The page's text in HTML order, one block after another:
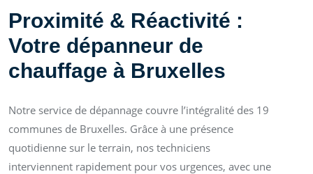
Proximité & Réactivité :
Votre dépanneur de
chauffage à Bruxelles
Notre service de dépannage couvre l’intégralité des 19
communes de Bruxelles. Grâce à une présence
quotidienne sur le terrain, nos techniciens
interviennent rapidement pour vos urgences, avec une